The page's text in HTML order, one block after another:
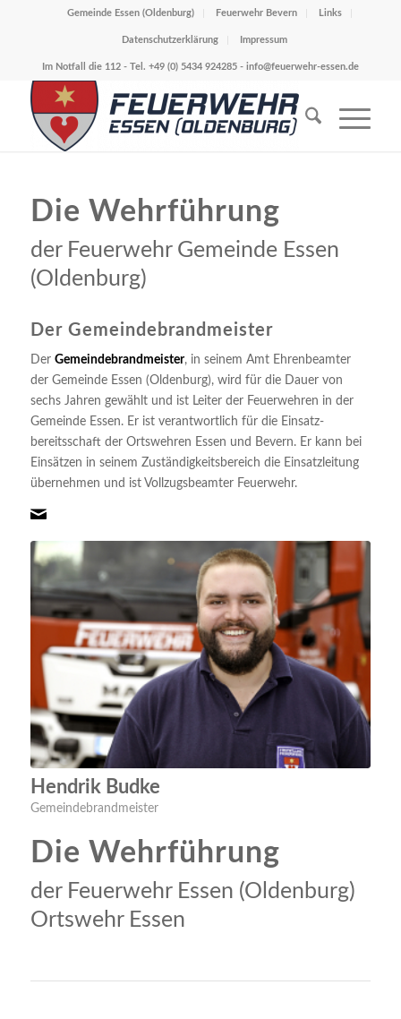
Gemeinde Essen (Oldenburg) Feuerwehr Bevern Links
Datenschutzerklärung Impressum
Im Notfall die 112 - Tel. +49 (0) 5434 924285 - info@feuerwehr-essen.de
Die Wehrführung
der Feuerwehr Gemeinde Essen
(Oldenburg)
Der Gemeindebrandmeister
Der Gemeindebrandmeister, in seinem Amt Ehrenbeamter
der Gemeinde Essen (Oldenburg), wird für die Dauer von
sechs Jahren gewählt und ist Leiter der Feuerwehren in der
Gemeinde Essen. Er ist verantwortlich für die Einsatz-
bereitsschaft der Ortswehren Essen und Bevern. Er kann bei
Einsätzen in seinem Zuständigkeitsbereich die Einsatzleitung
übernehmen und ist Vollzugsbeamter Feuerwehr.
Hendrik Budke
Gemeindebrandmeister
Die Wehrführung
der Feuerwehr Essen (Oldenburg)
Ortswehr Essen